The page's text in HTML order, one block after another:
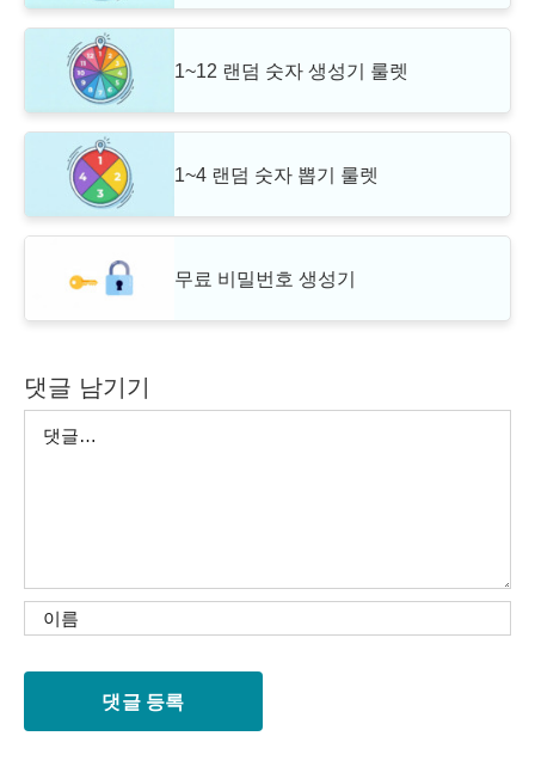
1~12 랜덤 숫자 생성기 룰렛
1~4 랜덤 숫자 뽑기 룰렛
무료 비밀번호 생성기
댓글 남기기